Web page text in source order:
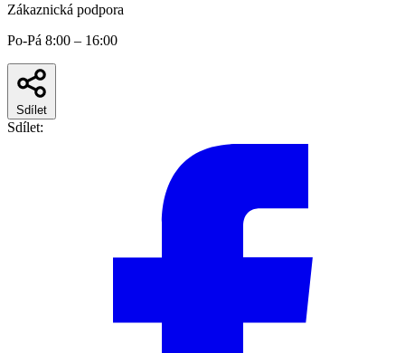
Zákaznická podpora
Po-Pá 8:00 – 16:00
Sdílet
Sdílet: